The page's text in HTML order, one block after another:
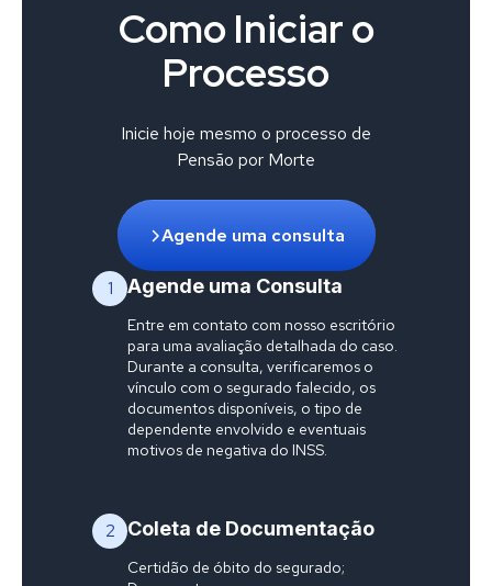
Como Iniciar o
Processo
Inicie hoje mesmo o processo de
Pensão por Morte
Agende uma consulta
1 Agende uma Consulta
Entre em contato com nosso escritório
para uma avaliação detalhada do caso.
Durante a consulta, verificaremos o
vínculo com o segurado falecido, os
documentos disponíveis, o tipo de
dependente envolvido e eventuais
motivos de negativa do INSS.
2 Coleta de Documentação
Certidão de óbito do segurado;